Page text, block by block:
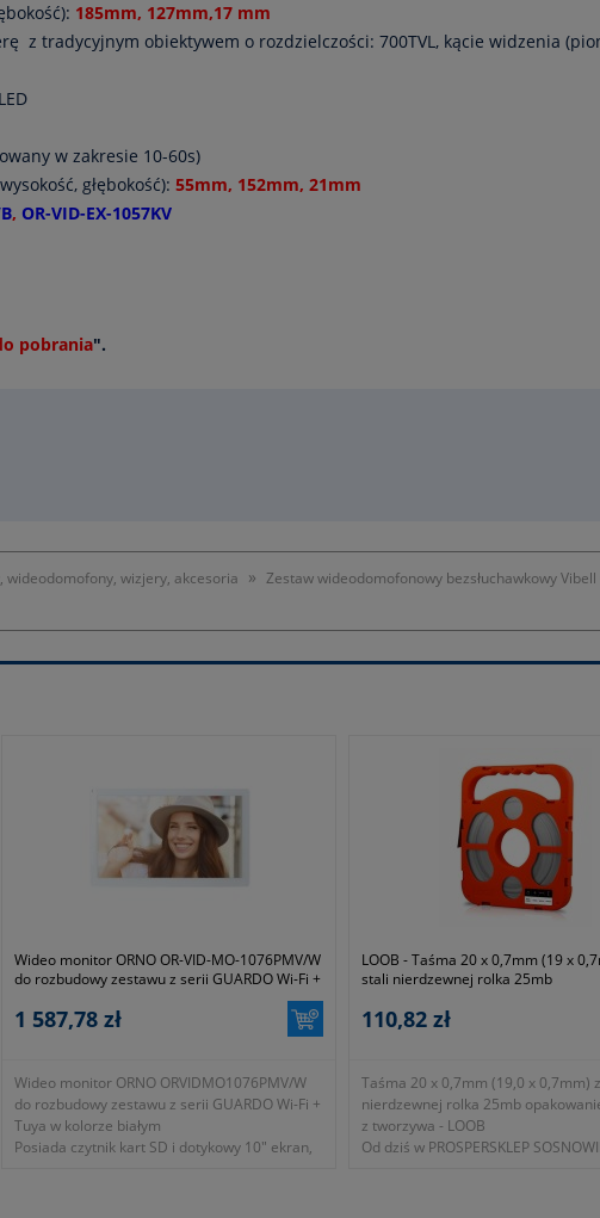
185mm, 127mm,17 mm
z tradycyjnym obiektywem o rozdzielczości: 700TVL, kącie widzenia
w zakresie 10-60s)
głębokość): 55mm, 152mm, 21mm
, OR-VID-EX-1057KV
pobrania".
wideodomofony, wizjery, akcesoria » Zestaw wideodomofonowy bezsłuchawkowy Vibell
Wideo monitor ORNO OR-VID-MO-1076PMV/W
do rozbudowy zestawu z serii GUARDO Wi-Fi +
1 587,78 zł
Wideo monitor ORNO ORVIDMO1076PMV/W
do rozbudowy zestawu z serii GUARDO Wi-Fi +
Tuya w kolorze białym
Posiada czytnik kart SD i dotykowy 10" ekran,
LOOB - Taśma 20 x 0,7mm (19 x
stali nierdzewnej rolka 25mb
110,82 zł
Taśma 20 x 0,7mm (19,0 x 0,7mm)
nierdzewnej rolka 25mb
z tworzywa - LOOB
Od dziś w PROSPERSKLEP